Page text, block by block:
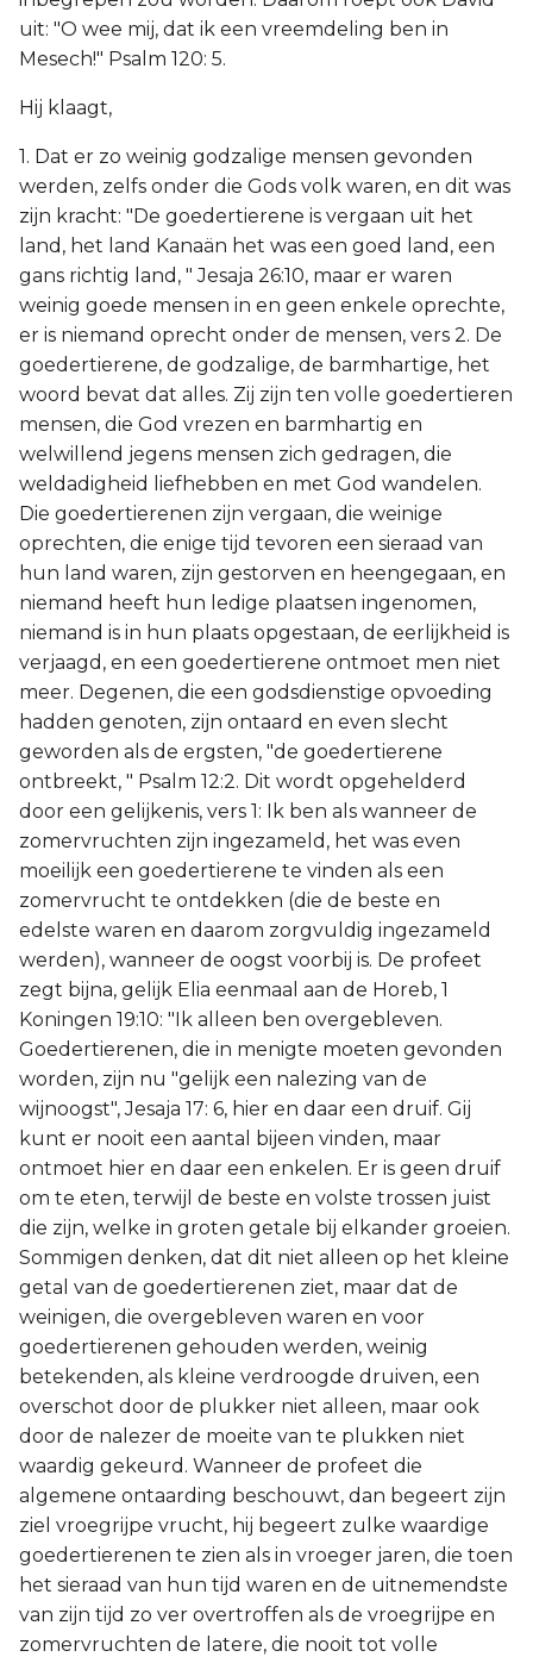
uit: "O wee mij, dat ik een vreemdeling ben in
Mesech!" Psalm 120: 5.
Hij klaagt,
1. Dat er zo weinig godzalige mensen gevonden
werden, zelfs onder die Gods volk waren, en dit was
zijn kracht: "De goedertierene is vergaan uit het
land, het land Kanaän het was een goed land, een
gans richtig land, " Jesaja 26:10, maar er waren
weinig goede mensen in en geen enkele oprechte,
er is niemand oprecht onder de mensen, vers 2. De
goedertierene, de godzalige, de barmhartige, het
woord bevat dat alles. Zij zijn ten volle goedertieren
mensen, die God vrezen en barmhartig en
welwillend jegens mensen zich gedragen, die
weldadigheid liefhebben en met God wandelen.
Die goedertierenen zijn vergaan, die weinige
oprechten, die enige tijd tevoren een sieraad van
hun land waren, zijn gestorven en heengegaan, en
niemand heeft hun ledige plaatsen ingenomen,
niemand is in hun plaats opgestaan, de eerlijkheid is
verjaagd, en een goedertierene ontmoet men niet
meer. Degenen, die een godsdienstige opvoeding
hadden genoten, zijn ontaard en even slecht
geworden als de ergsten, "de goedertierene
ontbreekt, " Psalm 12:2. Dit wordt opgehelderd
door een gelijkenis, vers 1: Ik ben als wanneer de
zomervruchten zijn ingezameld, het was even
moeilijk een goedertierene te vinden als een
zomervrucht te ontdekken (die de beste en
edelste waren en daarom zorgvuldig ingezameld
werden), wanneer de oogst voorbij is. De profeet
zegt bijna, gelijk Elia eenmaal aan de Horeb, 1
Koningen 19:10: "Ik alleen ben overgebleven.
Goedertierenen, die in menigte moeten gevonden
worden, zijn nu "gelijk een nalezing van de
wijnoogst", Jesaja 17: 6, hier en daar een druif. Gij
kunt er nooit een aantal bijeen vinden, maar
ontmoet hier en daar een enkelen. Er is geen druif
om te eten, terwijl de beste en volste trossen juist
die zijn, welke in groten getale bij elkander groeien.
Sommigen denken, dat dit niet alleen op het kleine
getal van de goedertierenen ziet, maar dat de
weinigen, die overgebleven waren en voor
goedertierenen gehouden werden, weinig
betekenden, als kleine verdroogde druiven, een
overschot door de plukker niet alleen, maar ook
door de nalezer de moeite van te plukken niet
waardig gekeurd. Wanneer de profeet die
algemene ontaarding beschouwt, dan begeert zijn
ziel vroegrijpe vrucht, hij begeert zulke waardige
goedertierenen te zien als in vroeger jaren, die toen
het sieraad van hun tijd waren en de uitnemendste
van zijn tijd zo ver overtroffen als de vroegrijpe en
zomervruchten de latere, die nooit tot volle